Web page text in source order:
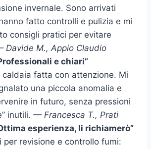
invernale. Sono arrivati
fatto controlli e pulizia e mi
consigli pratici per evitare
Davide M., Appio Claudio
“Professionali e chiari”
caldaia fatta con attenzione. Mi
una piccola anomalia e
in futuro, senza pressioni
inutili. — Francesca T., Prati
“Ottima esperienza, li richiamerò”
per revisione e controllo fumi: